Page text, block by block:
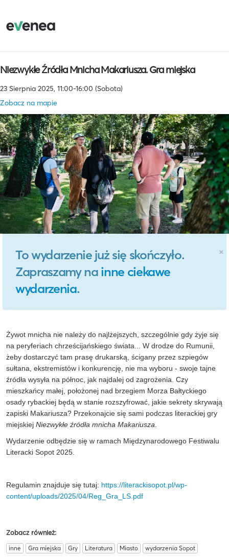
Niezwykłe Źródła Mnicha Makariusza. Gra miejska
23 Sierpnia 2025, 11:00-16:00 (Sobota)
Zobacz na mapie
×
To wydarzenie już się skończyło.
Zapraszamy na inne ciekawe
wydarzenia.
Żywot mnicha nie należy do najlżejszych, szczególnie gdy żyje się
na peryferiach chrześcijańskiego świata... W drodze do Rumunii,
żeby dostarczyć tam prasę drukarską, ścigany przez szpiegów
sułtana, ekstremistów i konkurencję, nie ma wyboru - swoje tajne
źródła wysyła na północ, jak najdalej od zagrożenia. Czy
mieszkańcy małej, położonej nad brzegiem Morza Bałtyckiego
osady rybackiej będą w stanie rozszyfrować, jakie sekrety skrywają
zapiski Makariusza? Przekonajcie się sami podczas literackiej gry
miejskiej Niezwykłe źródła mnicha Makariusza.
Wydarzenie odbędzie się w ramach Międzynarodowego Festiwalu
Literacki Sopot 2025.
Regulamin znajduje się tutaj: https://literackisopot.pl/wp-
content/uploads/2025/04/Reg_Gra_LS.pdf
Zobacz również:
inne Gra miejska Gry Literatura Miasto wydarzenia Sopot